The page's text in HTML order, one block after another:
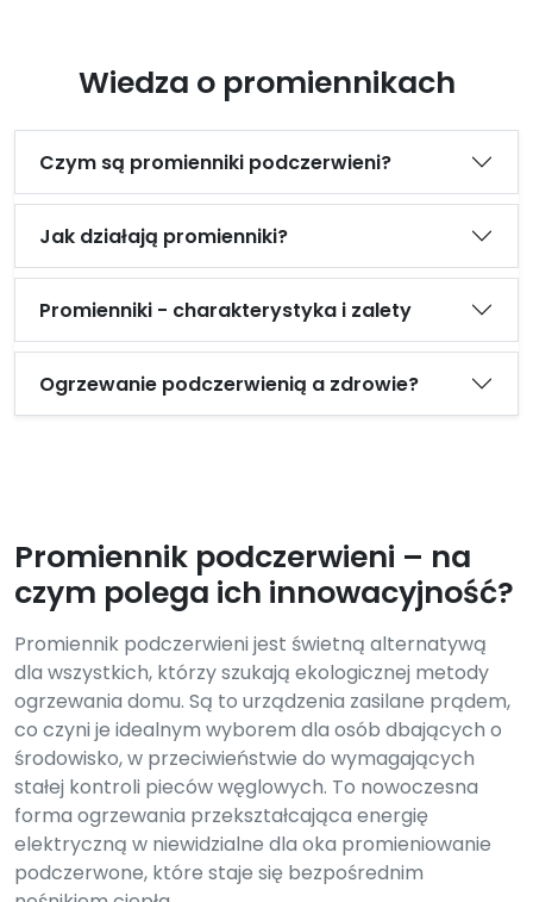
Wiedza o promiennikach
Czym są promienniki podczerwieni?
Jak działają promienniki?
Promienniki - charakterystyka i zalety
Ogrzewanie podczerwienią a zdrowie?
Promiennik podczerwieni – na
czym polega ich innowacyjność?
Promiennik podczerwieni jest świetną alternatywą
dla wszystkich, którzy szukają ekologicznej metody
ogrzewania domu. Są to urządzenia zasilane prądem,
co czyni je idealnym wyborem dla osób dbających o
środowisko, w przeciwieństwie do wymagających
stałej kontroli pieców węglowych. To nowoczesna
forma ogrzewania przekształcająca energię
elektryczną w niewidzialne dla oka promieniowanie
podczerwone, które staje się bezpośrednim